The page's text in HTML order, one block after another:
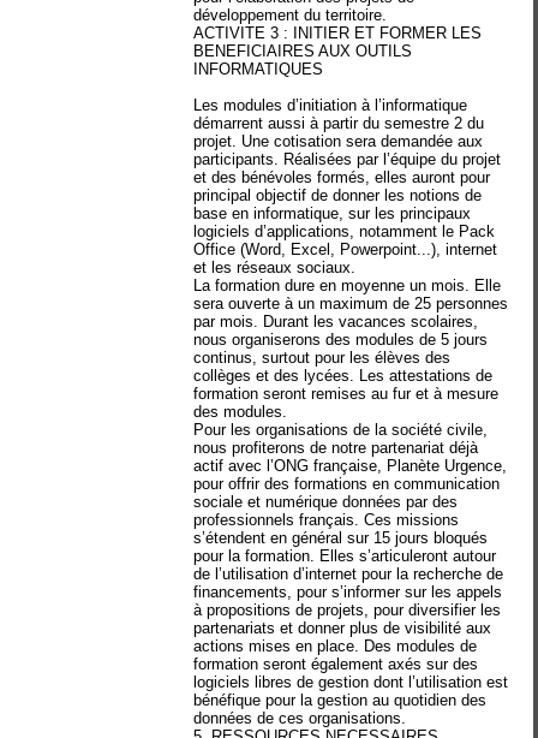
développement du territoire.
ACTIVITE 3 : INITIER ET FORMER LES
BENEFICIAIRES AUX OUTILS
INFORMATIQUES
Les modules d’initiation à l’informatique
démarrent aussi à partir du semestre 2 du
projet. Une cotisation sera demandée aux
participants. Réalisées par l’équipe du projet
et des bénévoles formés, elles auront pour
principal objectif de donner les notions de
base en informatique, sur les principaux
logiciels d’applications, notamment le Pack
Office (Word, Excel, Powerpoint...), internet
et les réseaux sociaux.
La formation dure en moyenne un mois. Elle
sera ouverte à un maximum de 25 personnes
par mois. Durant les vacances scolaires,
nous organiserons des modules de 5 jours
continus, surtout pour les élèves des
collèges et des lycées. Les attestations de
formation seront remises au fur et à mesure
des modules.
Pour les organisations de la société civile,
nous profiterons de notre partenariat déjà
actif avec l’ONG française, Planète Urgence,
pour offrir des formations en communication
sociale et numérique données par des
professionnels français. Ces missions
s’étendent en général sur 15 jours bloqués
pour la formation. Elles s’articuleront autour
de l’utilisation d’internet pour la recherche de
financements, pour s’informer sur les appels
à propositions de projets, pour diversifier les
partenariats et donner plus de visibilité aux
actions mises en place. Des modules de
formation seront également axés sur des
logiciels libres de gestion dont l’utilisation est
bénéfique pour la gestion au quotidien des
données de ces organisations.